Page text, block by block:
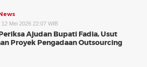
12 Mei 2026 22:07 WIB
Ajudan Bupati Fadia, Usut
Proyek Pengadaan Outsourcing